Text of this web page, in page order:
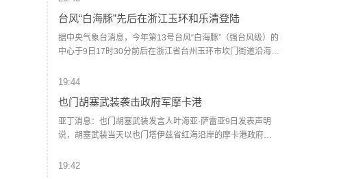
会”已就哈马斯和加沙地带其他武装组织“全面解除武装”达成
划。根据该计划，哈马斯应当解除武装，以色列则将分阶段
从加沙撤军。哈马斯于31日晚些时候发表声明说，移交武器
开发和测试无人机防范技术，整合相关科研人员，根据安全
部门要求进行技术创新，加强无人机安全研究。（新华社）
台风“白海豚”先后在浙江玉环和乐清登陆
据中央气象台消息，今年第13号台风“白海豚”（强台风级）的
中心于9日17时30分前后在浙江省台州玉环市坎门街道沿海登
气压为945百帕。登陆玉环后，“白海豚”（台风级）的中心于
江省气象台提醒，台风“白海豚”登陆后将贯穿浙江，强风暴雨
范围广、影响时间长，可能引发山洪、地质灾害、中小河流
洪水和城市积涝等次生灾害，需全力做好台风灾害防御。(新
19:44
也门胡塞武装袭击政府军摩卡港
亚丁消息：也门胡塞武装发言人叶海亚·萨雷亚9日发表声明
说，胡塞武装当天以也门塔伊兹省红海沿岸的摩卡港政府军
大规模攻击。 据也门政府媒体9日援引摩卡港负责人阿卜杜勒
19:42